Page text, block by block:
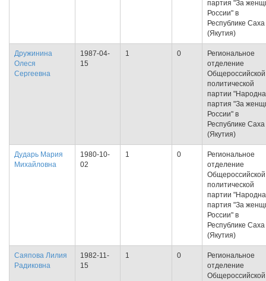
партия "За
России" в
Республике Саха
(Якутия)
Дружинина
Олеся
Сергеевна
1987-04-
15
1 0
Региональное
отделение
Общероссийской
политической
партии
партия "За
России" в
Республике Саха
(Якутия)
Дударь Мария
Михайловна
1980-10-
02
1 0
Региональное
отделение
Общероссийской
политической
партии
партия "За
России" в
Республике Саха
(Якутия)
Саяпова Лилия
Радиковна
1982-11-
15
1 0
Региональное
отделение
Общероссийской